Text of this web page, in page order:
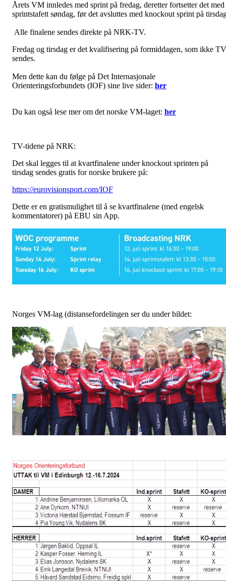
Årets VM innledes med sprint på fredag, deretter fortsetter det med
sprintstafett søndag, før det avsluttes med knockout sprint på
Alle finalene sendes direkte på NRK-TV.
Fredag og tirsdag er det kvalifisering på formiddagen, som ikke
sendes.
Men dette kan du følge på Det Internasjonale
Orienteringsforbundets (IOF) sine live sider: her
Du kan også lese mer om det norske VM-laget: her
TV-tidene på NRK:
Det skal legges til at kvartfinalene under knockout sprinten på
tirsdag sendes gratis for norske brukere på:
https://eurovisionsport.com/IOF
Dette er en gratismulighet til å se kvartfinalene (med engelsk
kommentatorer) på EBU sin App.
Norges VM-lag (distansefordelingen ser du under bildet: